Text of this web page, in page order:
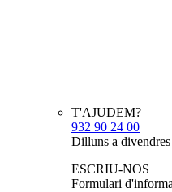
T'AJUDEM?
932 90 24 00
Dilluns a divendres
ESCRIU-NOS
Formulari